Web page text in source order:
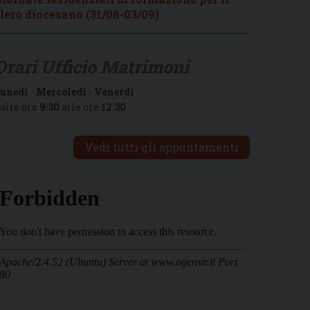
diocesano (31/08-03/09)
- Mercoledì - Venerdì
ore 9:30 alle ore 12:30
Vedi tutti gli appuntamenti